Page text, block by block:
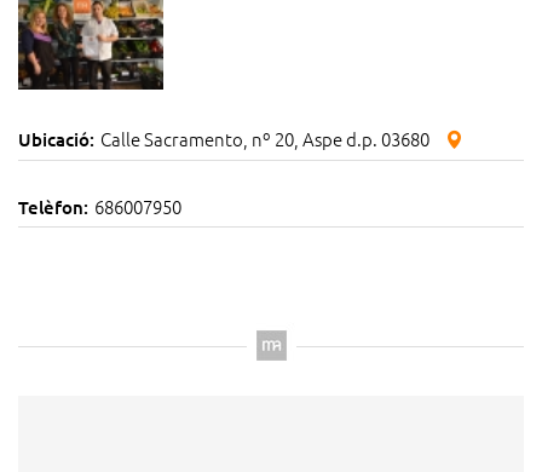
Ubicació: Calle Sacramento, nº 20, Aspe d.p. 03680
Telèfon: 686007950